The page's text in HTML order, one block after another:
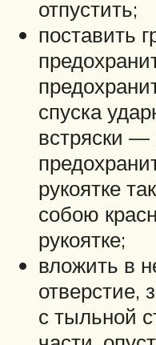
отпустить;
поставить
спуска
встряски —
рукоятке
собою
рукоятке;
вложить в
отверстие,
с тыльной